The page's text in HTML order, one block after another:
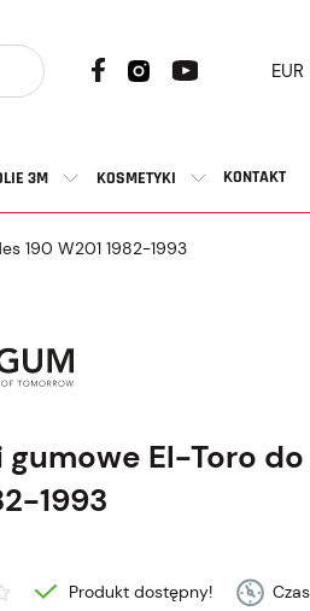
EUR
3M KOSMETYKI KONTAKT
190 W201 1982-1993
gumowe El-Toro
1993
Produkt dostępny!